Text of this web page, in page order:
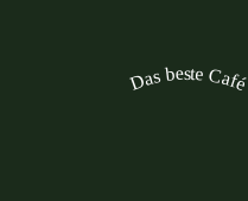
Das beste Café